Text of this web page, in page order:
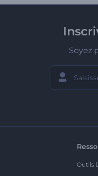
Soyez
Outils